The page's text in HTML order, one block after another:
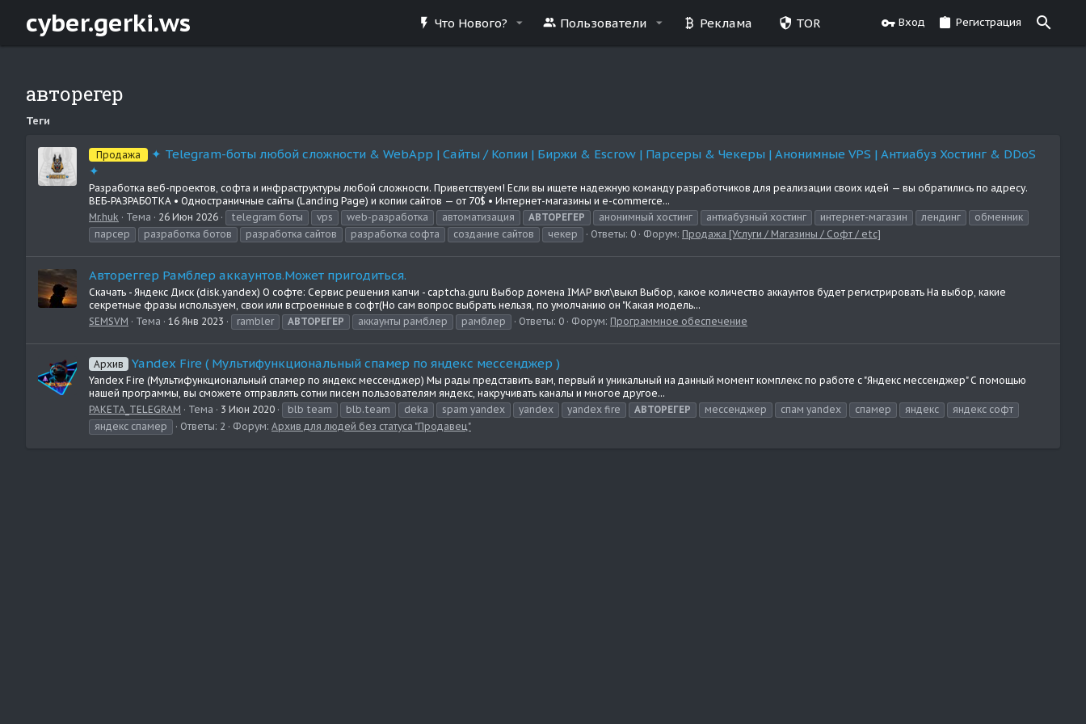
cyber.gerki.ws Что Нового? Пользователи Реклама TOR Вход Регистрация
авторегер
Теги
Продажа
✦ Telegram-боты любой сложности & WebApp | Сайты / Копии | Биржи & Escrow | Парсеры & Чекеры | Анонимные VPS | Антиабуз Хостинг & DDoS
✦
Разработка веб-проектов, софта и инфраструктуры любой сложности. Приветствуем! Если вы ищете надежную команду разработчиков для реализации своих идей — вы обратились по адресу.
ВЕБ-РАЗРАБОТКА • Одностраничные сайты (Landing Page) и копии сайтов — от 70$ • Интернет-магазины и e-commerce...
Mr.huk
Тема 26 Июн 2026 telegram боты vps web-разработка автоматизация АВТОРЕГЕР анонимный хостинг антиабузный хостинг интернет-магазин лендинг
обменник
парсер
разработка ботов разработка сайтов разработка софта создание сайтов чекер Ответы: 0 Форум: Продажа [Услуги / Магазины / Софт / etc]
Автореггер Рамблер аккаунтов.Может пригодиться.
Скачать - Яндекс Диск (disk.yandex) О софте: Сервис решения капчи - captcha.guru Выбор домена IMAP вкл\выкл Выбор, какое количество аккаунтов будет регистрировать На выбор, какие
секретные фразы используем, свои или встроенные в софт(Но сам вопрос выбрать нельзя, по умолчанию он "Какая модель...
SEMSVM
Тема 16 Янв 2023 rambler АВТОРЕГЕР аккаунты рамблер рамблер Ответы: 0 Форум: Программное обеспечение
Архив Yandex Fire ( Мультифункциональный спамер по яндекс мессенджер )
Yandex Fire (Мультифункциональный спамер по яндекс мессенджер) Мы рады представить вам, первый и уникальный на данный момент комплекс по работе с "Яндекс мессенджер" С помощью
нашей программы, вы сможете отправлять сотни писем пользователям яндекс, накручивать каналы и многое другое...
PAKETA_TELEGRAM
Тема 3 Июн 2020 blb team blb.team deka spam yandex yandex yandex fire АВТОРЕГЕР мессенджер спам yandex спамер яндекс
яндекс софт
яндекс спамер
Ответы: 2 Форум: Архив для людей без статуса "Продавец"